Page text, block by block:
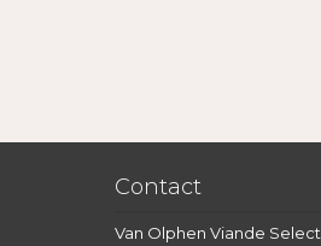
Contact
Van Olphen Viande Select